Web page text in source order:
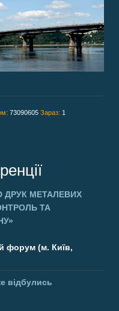
73090605 Зараз: 1
ДРУК МЕТАЛЕВИХ
ТА
форум (м. Київ,
відбулись